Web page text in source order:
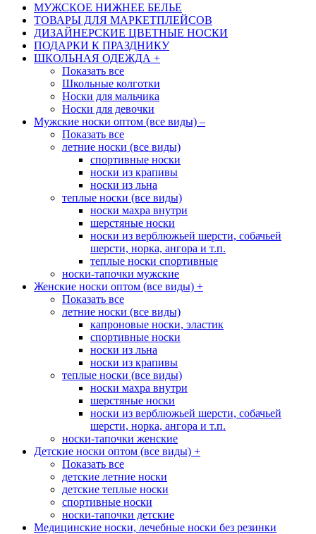
МУЖСКОЕ НИЖНЕЕ БЕЛЬЕ
ТОВАРЫ ДЛЯ МАРКЕТПЛЕЙСОВ
ДИЗАЙНЕРСКИЕ ЦВЕТНЫЕ НОСКИ
ПОДАРКИ К ПРАЗДНИКУ
ШКОЛЬНАЯ ОДЕЖДА +
Показать все
Школьные колготки
Носки для мальчика
Носки для девочки
Мужские носки оптом (все виды) –
Показать все
летние носки (все виды)
спортивные носки
носки из крапивы
носки из льна
теплые носки (все виды)
носки махра внутри
шерстяные носки
носки из верблюжьей шерсти, собачьей
шерсти, норка, ангора и т.п.
теплые носки спортивные
носки-тапочки мужские
Женские носки оптом (все виды) +
Показать все
летние носки (все виды)
капроновые носки, эластик
спортивные носки
носки из льна
носки из крапивы
теплые носки (все виды)
носки махра внутри
шерстяные носки
носки из верблюжьей шерсти, собачьей
шерсти, норка, ангора и т.п.
носки-тапочки женские
Детские носки оптом (все виды) +
Показать все
детские летние носки
детские теплые носки
спортивные носки
носки-тапочки детские
Медицинские носки, лечебные носки без резинки